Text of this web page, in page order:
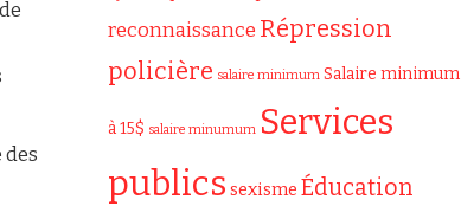
des
reconnaissance Répression
policière salaire minimum Salaire minimum
à 15$ salaire minumum Services
publics sexisme Éducation